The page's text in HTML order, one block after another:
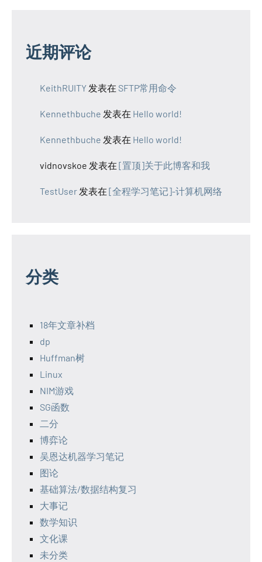
近期评论
KeithRUITY 发表在 SFTP常用命令
Kennethbuche 发表在 Hello world!
Kennethbuche 发表在 Hello world!
vidnovskoe 发表在 [置顶]关于此博客和我
TestUser 发表在 [全程学习笔记]-计算机网络
分类
18年文章补档
dp
Huffman树
Linux
NIM游戏
SG函数
二分
博弈论
吴恩达机器学习笔记
图论
基础算法/数据结构复习
大事记
数学知识
文化课
未分类